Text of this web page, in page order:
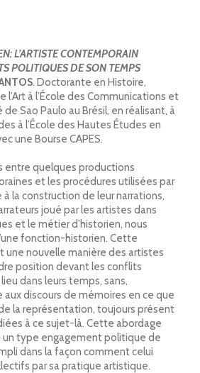
L’ARTISTE CONTEMPORAIN
POLITIQUES DE SON TEMPS
. Doctorante en Histoire,
l’Art à l’École des Communications et
de Sao Paulo au Brésil, en réalisant, à
à l’École des Hautes Études en
une Bourse CAPES.
entre quelques productions
et les procédures utilisées par
à la construction de leur narrations,
joué par les artistes dans
et le métier d’historien, nous
fonction-historien. Cette
une nouvelle manière des artistes
position devant les conflits
dans leurs temps, sans,
aux discours de mémoires en ce que
la représentation, toujours présent
à ce sujet-là. Cette abordage
un type engagement politique de
dans la façon comment celui
par sa pratique artistique.